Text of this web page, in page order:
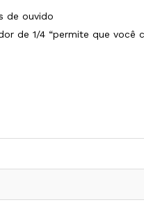
de ouvido
de 1/4 “permite que você